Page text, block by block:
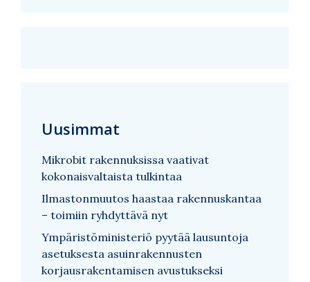
Uusimmat
Mikrobit rakennuksissa vaativat
kokonaisvaltaista tulkintaa
Ilmastonmuutos haastaa rakennuskantaa
– toimiin ryhdyttävä nyt
Ympäristöministeriö pyytää lausuntoja
asetuksesta asuinrakennusten
korjausrakentamisen avustukseksi